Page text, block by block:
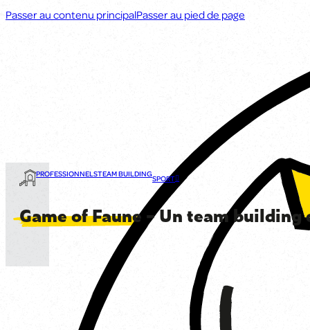
Passer au contenu principalPasser au pied de page
PROFESSIONNELSTEAM BUILDING
SPORT
Game of Faune– Un team building